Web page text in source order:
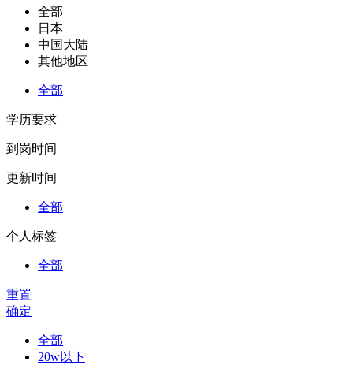
全部
日本
中国大陆
其他地区
全部
学历要求
到岗时间
更新时间
全部
个人标签
全部
重置
确定
全部
20w以下